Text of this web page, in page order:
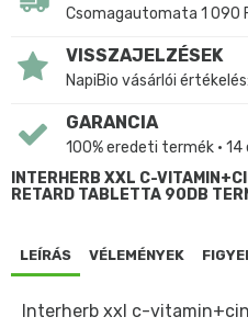
Csomagautomata 1
VISSZAJELZÉSEK
NapiBio vásárlói
GARANCIA
100% eredeti termék •
INTERHERB XXL C-
RETARD TABLETTA 90DB
LEÍRÁS VÉLEMÉNYEK
Interherb xxl c-